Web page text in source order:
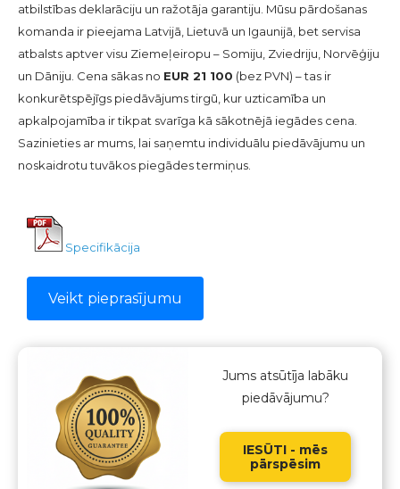
atbilstības deklarāciju un ražotāja garantiju. Mūsu pārdošanas
komanda ir pieejama Latvijā, Lietuvā un Igaunijā, bet servisa
atbalsts aptver visu Ziemeļeiropu – Somiju, Zviedriju, Norvēģiju
un Dāniju. Cena sākas no EUR 21 100 (bez PVN) – tas ir
konkurētspējīgs piedāvājums tirgū, kur uzticamība un
apkalpojamība ir tikpat svarīga kā sākotnējā iegādes cena.
Sazinieties ar mums, lai saņemtu individuālu piedāvājumu un
noskaidrotu tuvākos piegādes termiņus.
Specifikācija
Veikt pieprasījumu
Jums atsūtīja labāku
piedāvājumu?
IESŪTI - mēs
pārspēsim